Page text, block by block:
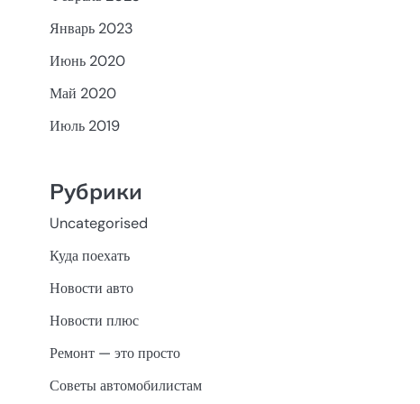
Январь 2023
Июнь 2020
Май 2020
Июль 2019
Рубрики
Uncategorised
Куда поехать
Новости авто
Новости плюс
Ремонт — это просто
Советы автомобилистам